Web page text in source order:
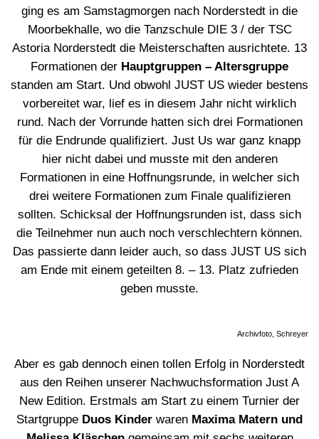
ging es am Samstagmorgen nach Norderstedt in die
Moorbekhalle, wo die Tanzschule DIE 3 / der TSC
Astoria Norderstedt die Meisterschaften ausrichtete. 13
Formationen der Hauptgruppen – Altersgruppe
standen am Start. Und obwohl JUST US wieder bestens
vorbereitet war, lief es in diesem Jahr nicht wirklich
rund. Nach der Vorrunde hatten sich drei Formationen
für die Endrunde qualifiziert. Just Us war ganz knapp
hier nicht dabei und musste mit den anderen
Formationen in eine Hoffnungsrunde, in welcher sich
drei weitere Formationen zum Finale qualifizieren
sollten. Schicksal der Hoffnungsrunden ist, dass sich
die Teilnehmer nun auch noch verschlechtern können.
Das passierte dann leider auch, so dass JUST US sich
am Ende mit einem geteilten 8. – 13. Platz zufrieden
geben musste.
Archivfoto, Schreyer
Aber es gab dennoch einen tollen Erfolg in Norderstedt
aus den Reihen unserer Nachwuchsformation Just A
New Edition. Erstmals am Start zu einem Turnier der
Startgruppe Duos Kinder waren Maxima Matern und